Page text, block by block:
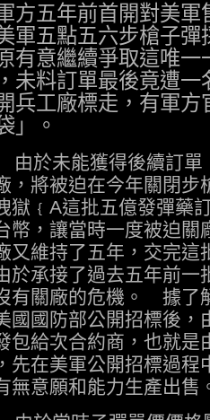
方五年前首開對美
軍五點五六步槍子
有意繼續爭取這唯
未料訂單最後竟遭
兵工廠標走，有軍
」。
於未能獲得後續訂單
，將被迫在今年關閉步
獄﹛A這批五億發彈藥
幣，讓當時一度被迫關
又維持了五年，交完
於承接了過去五年前一
有關廠的危機。 據了
國國防部公開招標後，
包給次合約商，也就是
先在美軍公開招標過程
無意願和能力生產出售